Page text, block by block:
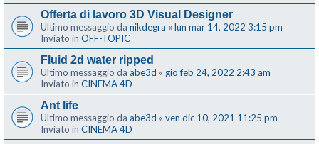
Offerta di lavoro 3D Visual Designer
Ultimo messaggio da nikdegra « lun mar 14, 2022 3:15 pm
Inviato in OFF-TOPIC
Fluid 2d water ripped
Ultimo messaggio da abe3d « gio feb 24, 2022 2:43 am
Inviato in CINEMA 4D
Ant life
Ultimo messaggio da abe3d « ven dic 10, 2021 11:25 pm
Inviato in CINEMA 4D